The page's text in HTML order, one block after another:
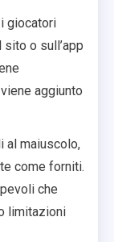
giocatori
o sull’app
aggiunto
al maiuscolo,
come forniti.
che
limitazioni